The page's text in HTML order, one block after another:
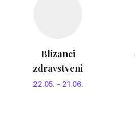
Blizanci
zdravstveni
22.05. - 21.06.